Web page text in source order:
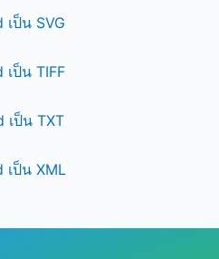
เป็น SVG
เป็น TIFF
เป็น TXT
เป็น XML